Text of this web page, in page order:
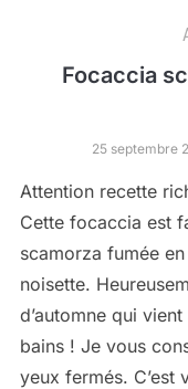
Focaccia
25 septembre
Attention recette
Cette focaccia est
scamorza fumée
noisette.
d’automne qui
bains ! Je vous
yeux fermés.